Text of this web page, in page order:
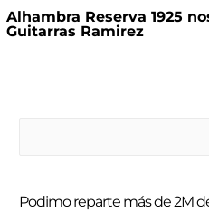
Alhambra Reserva 1925
Guitarras Ramirez
c
Podimo reparte más de 2M